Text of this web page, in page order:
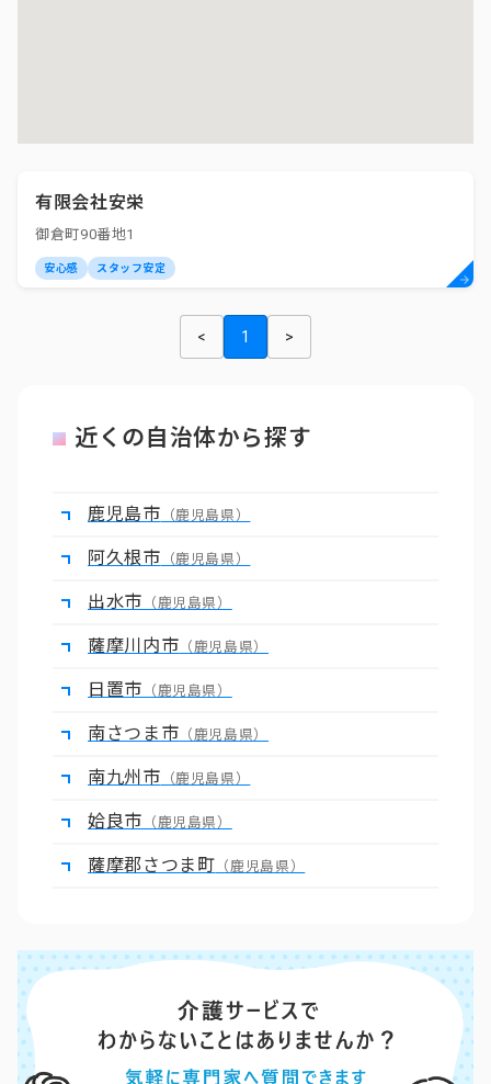
有限会社安栄
御倉町90番地1
安心感 スタッフ安定
< 1 >
近くの自治体から探す
鹿児島市 （鹿児島県）
阿久根市 （鹿児島県）
出水市 （鹿児島県）
薩摩川内市 （鹿児島県）
日置市 （鹿児島県）
南さつま市 （鹿児島県）
南九州市 （鹿児島県）
姶良市 （鹿児島県）
薩摩郡さつま町 （鹿児島県）